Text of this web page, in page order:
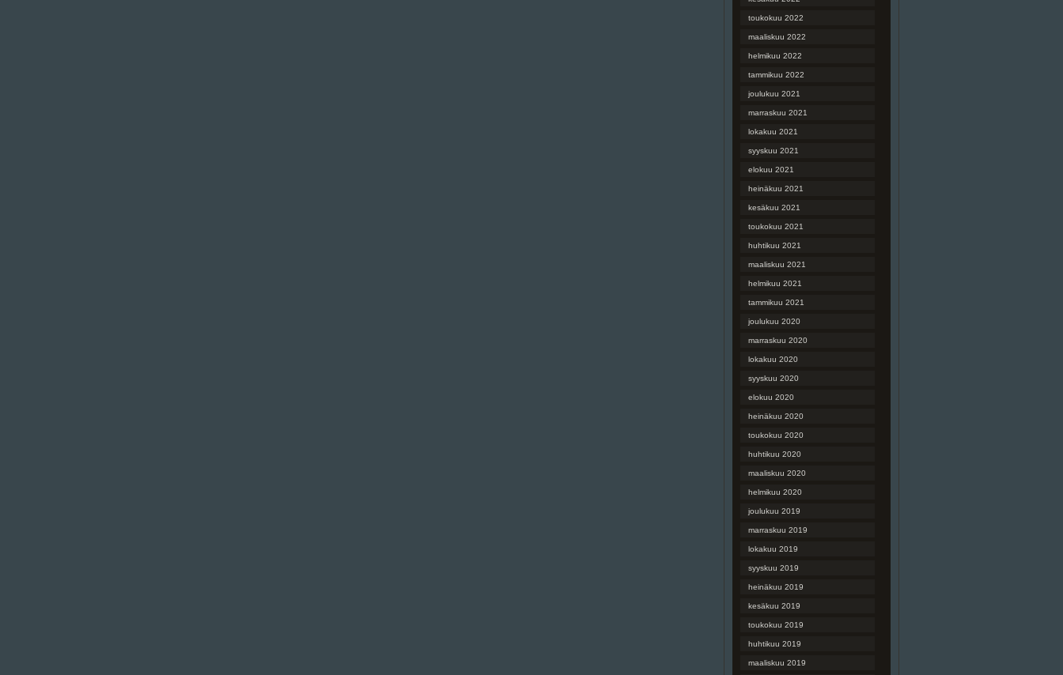
toukokuu 2022
maaliskuu 2022
helmikuu 2022
tammikuu 2022
joulukuu 2021
marraskuu 2021
lokakuu 2021
syyskuu 2021
elokuu 2021
heinäkuu 2021
kesäkuu 2021
toukokuu 2021
huhtikuu 2021
maaliskuu 2021
helmikuu 2021
tammikuu 2021
joulukuu 2020
marraskuu 2020
lokakuu 2020
syyskuu 2020
elokuu 2020
heinäkuu 2020
toukokuu 2020
huhtikuu 2020
maaliskuu 2020
helmikuu 2020
joulukuu 2019
marraskuu 2019
lokakuu 2019
syyskuu 2019
heinäkuu 2019
kesäkuu 2019
toukokuu 2019
huhtikuu 2019
maaliskuu 2019